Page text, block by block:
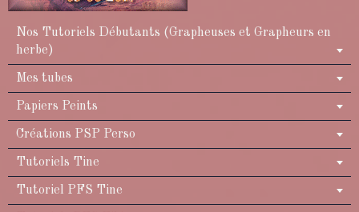
Nos Tutoriels Débutants (Grapheuses et Grapheurs en
herbe)
Mes tubes
Papiers Peints
Créations PSP Perso
Tutoriels Tine
Tutoriel PFS Tine